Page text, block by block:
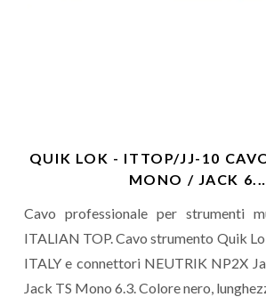
QUIK LOK - ITTOP/JJ-10
MONO / JACK
Cavo professionale per strumenti
ITALIAN TOP. Cavo strumento Quik
ITALY e connettori NEUTRIK NP2X
Jack TS Mono 6.3. Colore nero,